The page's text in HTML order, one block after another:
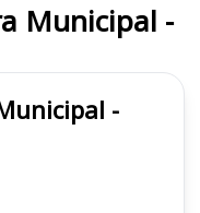
-
Municipal -